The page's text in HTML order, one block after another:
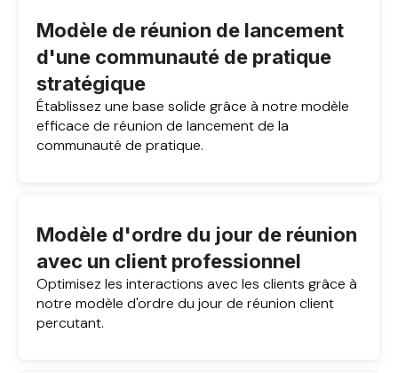
Modèle de réunion de lancement
d'une communauté de pratique
stratégique
Établissez une base solide grâce à notre modèle
efficace de réunion de lancement de la
communauté de pratique.
Modèle d'ordre du jour de réunion
avec un client professionnel
Optimisez les interactions avec les clients grâce à
notre modèle d'ordre du jour de réunion client
percutant.